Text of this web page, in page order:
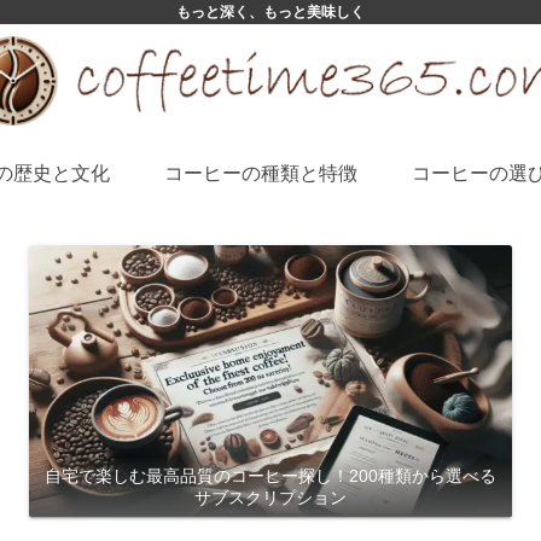
もっと深く、もっと美味しく
歴史と文化 コーヒーの種類と特徴 コーヒーの選
自宅で楽しむ最高品質のコーヒー探し！200種類から選べる
サブスクリプション